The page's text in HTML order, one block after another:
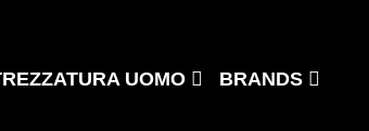
UOMO BRANDS